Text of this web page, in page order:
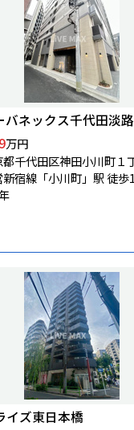
バネックス千代田淡
万円
都千代田区神田小川町１
宿線「小川町」駅 徒歩
イズ東日本橋